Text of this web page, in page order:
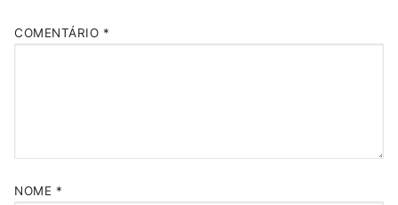
COMENTÁRIO *
NOME *